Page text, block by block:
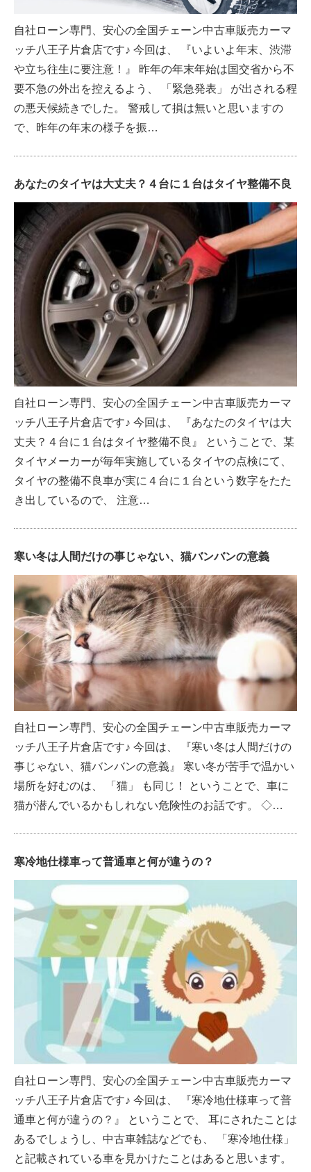
自社ローン専門、安心の全国チェーン中古車販売カーマ
ッチ八王子片倉店です♪ 今回は、 『いよいよ年末、渋滞
や立ち往生に要注意！』 昨年の年末年始は国交省から不
要不急の外出を控えるよう、 「緊急発表」 が出される程
の悪天候続きでした。 警戒して損は無いと思いますの
で、昨年の年末の様子を振…
あなたのタイヤは大丈夫？４台に１台はタイヤ整備不良
自社ローン専門、安心の全国チェーン中古車販売カーマ
ッチ八王子片倉店です♪ 今回は、 『あなたのタイヤは大
丈夫？４台に１台はタイヤ整備不良』 ということで、某
タイヤメーカーが毎年実施しているタイヤの点検にて、
タイヤの整備不良車が実に４台に１台という数字をたた
き出しているので、 注意…
寒い冬は人間だけの事じゃない、猫バンバンの意義
自社ローン専門、安心の全国チェーン中古車販売カーマ
ッチ八王子片倉店です♪ 今回は、 『寒い冬は人間だけの
事じゃない、猫バンバンの意義』 寒い冬が苦手で温かい
場所を好むのは、 「猫」 も同じ！ ということで、車に
猫が潜んでいるかもしれない危険性のお話です。 ◇…
寒冷地仕様車って普通車と何が違うの？
自社ローン専門、安心の全国チェーン中古車販売カーマ
ッチ八王子片倉店です♪ 今回は、 『寒冷地仕様車って普
通車と何が違うの？』 ということで、 耳にされたことは
あるでしょうし、中古車雑誌などでも、 「寒冷地仕様」
と記載されている車を見かけたことはあると思います。